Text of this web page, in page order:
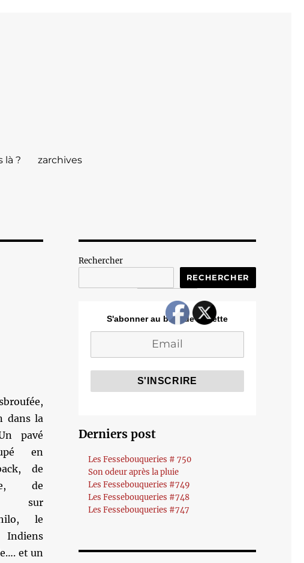
là ? zarchives
dans la
pavé
en
de
de
sur
le
et un
Rechercher
RECHERCHER
S'abonner au blog de Cozette
Derniers post
Les Fessebouqueries # 750
Son odeur après la pluie
Les Fessebouqueries #749
Les Fessebouqueries #748
Les Fessebouqueries #747